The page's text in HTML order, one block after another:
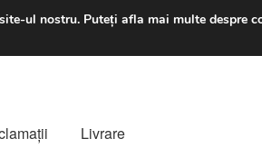
luni-
Livrare
ul nostru. Puteți afla mai multe despre